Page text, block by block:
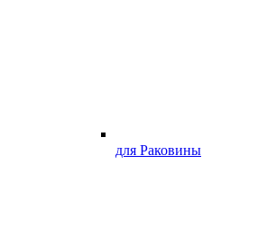
для Раковины